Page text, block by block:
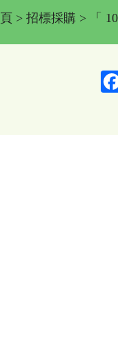
> 招標採購 > 「